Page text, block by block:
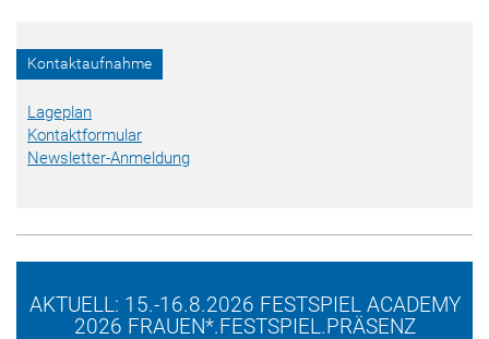
Kontaktaufnahme
Lageplan
Kontaktformular
Newsletter-Anmeldung
AKTUELL: 15.-16.8.2026 FESTSPIEL ACADEMY
2026 FRAUEN*.FESTSPIEL.PRÄSENZ